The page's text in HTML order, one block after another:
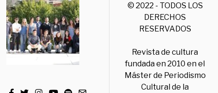
© 2022 - TODOS LOS
DERECHOS
RESERVADOS
Revista de cultura
fundada en 2010 en el
Máster de Periodismo
Cultural de la